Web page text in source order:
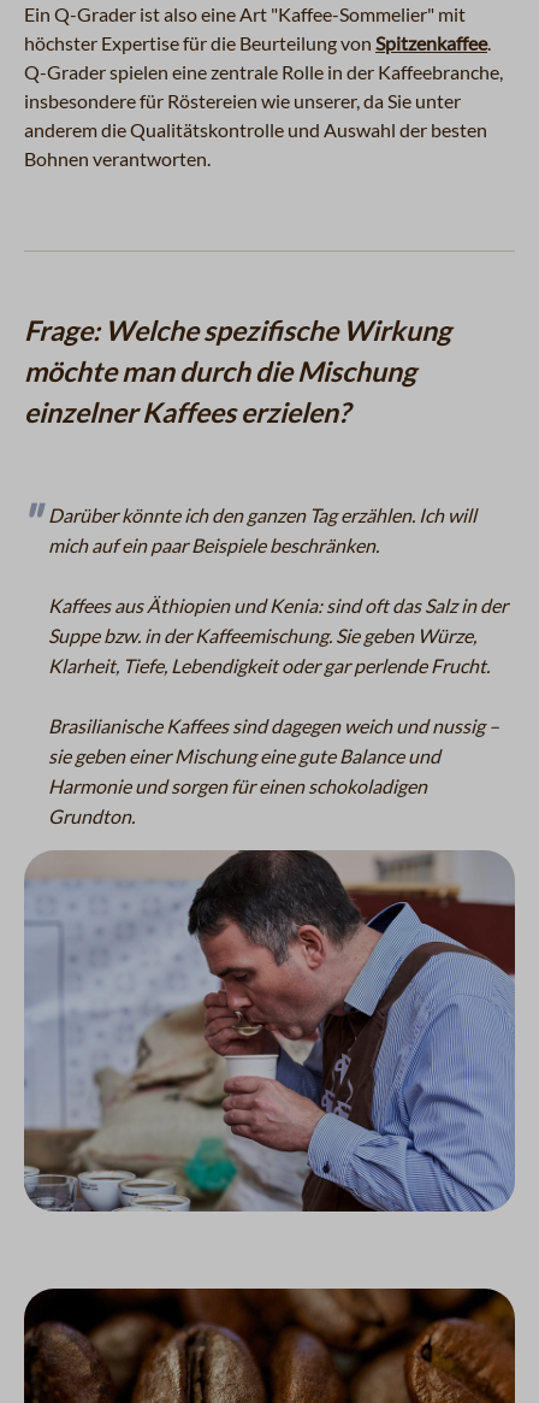
Ein Q-Grader ist also eine Art "Kaffee-Sommelier" mit
höchster Expertise für die Beurteilung von Spitzenkaffee.
Q-Grader spielen eine zentrale Rolle in der Kaffeebranche,
insbesondere für Röstereien wie unserer, da Sie unter
anderem die Qualitätskontrolle und Auswahl der besten
Bohnen verantworten.
Frage: Welche spezifische Wirkung
möchte man durch die Mischung
einzelner Kaffees erzielen?
Darüber könnte ich den ganzen Tag erzählen. Ich will
mich auf ein paar Beispiele beschränken.
Kaffees aus Äthiopien und Kenia: sind oft das Salz in der
Suppe bzw. in der Kaffeemischung. Sie geben Würze,
Klarheit, Tiefe, Lebendigkeit oder gar perlende Frucht.
Brasilianische Kaffees sind dagegen weich und nussig –
sie geben einer Mischung eine gute Balance und
Harmonie und sorgen für einen schokoladigen
Grundton.